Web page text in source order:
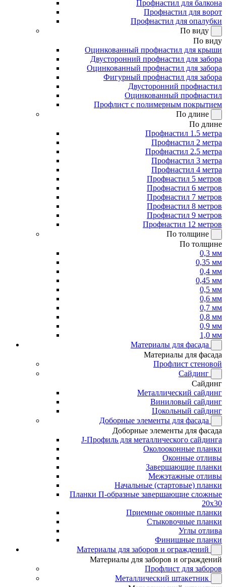
Профнастил для балкона
Профнастил для ворот
Профнастил для опалубки
По виду
По виду
Оцинкованный профнастил для крыши
Двусторонний профнастил для забора
Оцинкованный профнастил для забора
Фигурный профнастил для забора
Двусторонний профнастил
Оцинкованный профнастил
Профлист с полимерным покрытием
По длине
По длине
Профнастил 1.5 метра
Профнастил 2 метра
Профнастил 2.5 метра
Профнастил 3 метра
Профнастил 4 метра
Профнастил 5 метров
Профнастил 6 метров
Профнастил 7 метров
Профнастил 8 метров
Профнастил 9 метров
Профнастил 12 метров
По толщине
По толщине
0,3 мм
0,35 мм
0,4 мм
0,45 мм
0,5 мм
0,6 мм
0,7 мм
0,8 мм
0,9 мм
1,0 мм
Материалы для фасада
Материалы для фасада
Профлист стеновой
Сайдинг
Сайдинг
Металлический сайдинг
Виниловый сайдинг
Цокольный сайдинг
Доборные элементы для фасада
Доборные элементы для фасада
J-Профиль для металлического сайдинга
Околооконные планки
Оконные отливы
Завершающие планки
Межэтажные отливы
Начальные (стартовые) планки
Планки П-образные завершающие сложные
20x30
Приемные оконные планки
Стыковочные планки
Углы отлива
Финишные планки
Материалы для заборов и ограждений
Материалы для заборов и ограждений
Профлист для заборов
Металлический штакетник